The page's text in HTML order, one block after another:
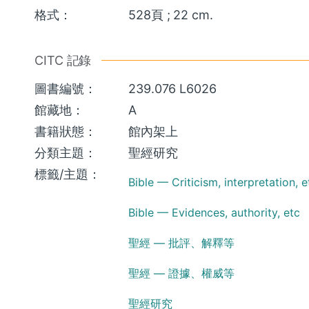
格式：
528頁 ; 22 cm.
CITC 記錄
圖書編號：
239.076 L6026
館藏地：
A
書籍狀態：
館內架上
分類主題：
聖經研究
標籤/主題：
Bible — Criticism, interpretation,
Bible — Evidences, authority, etc
聖經 — 批評、解釋等
聖經 — 證據、權威等
聖經研究